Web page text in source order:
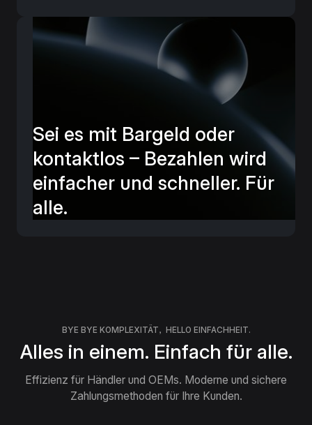
Sei es mit Bargeld oder
kontaktlos – Bezahlen wird
einfacher und schneller. Für
alle.
BYE BYE KOMPLEXITÄT, HELLO EINFACHHEIT.
Alles in einem. Einfach für alle.
Effizienz für Händler und OEMs. Moderne und sichere
Zahlungsmethoden für Ihre Kunden.